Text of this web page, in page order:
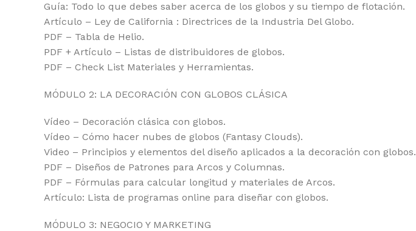
Guía: Todo lo que debes saber acerca de los globos y su tiempo de flotación.
Artículo – Ley de California : Directrices de la Industria Del Globo.
PDF – Tabla de Helio.
PDF + Artículo – Listas de distribuidores de globos.
PDF – Check List Materiales y Herramientas.
MÓDULO 2: LA DECORACIÓN CON GLOBOS CLÁSICA
Vídeo – Decoración clásica con globos.
Vídeo – Cómo hacer nubes de globos (Fantasy Clouds).
Video – Principios y elementos del diseño aplicados a la decoración con globos.
PDF – Diseños de Patrones para Arcos y Columnas.
PDF – Fórmulas para calcular longitud y materiales de Arcos.
Artículo: Lista de programas online para diseñar con globos.
MÓDULO 3: NEGOCIO Y MARKETING